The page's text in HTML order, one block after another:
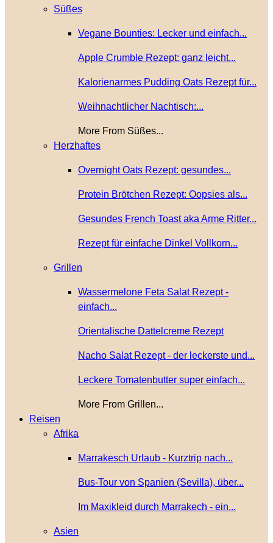
Süßes
Vegane Bounties: Lecker und einfach...
Apple Crumble Rezept: ganz leicht...
Kalorienarmes Pudding Oats Rezept für...
Weihnachtlicher Nachtisch:...
More From Süßes...
Herzhaftes
Overnight Oats Rezept: gesundes...
Protein Brötchen Rezept: Oopsies als...
Gesundes French Toast aka Arme Ritter...
Rezept für einfache Dinkel Vollkorn...
Grillen
Wassermelone Feta Salat Rezept -
einfach...
Orientalische Dattelcreme Rezept
Nacho Salat Rezept - der leckerste und...
Leckere Tomatenbutter super einfach...
More From Grillen...
Reisen
Afrika
Marrakesch Urlaub - Kurztrip nach...
Bus-Tour von Spanien (Sevilla), über...
Im Maxikleid durch Marrakech - ein...
Asien